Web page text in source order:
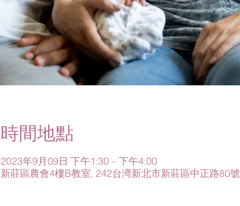
時間地點
2023年9月09日 下午1:30 – 下午4:00
新莊區農會4樓B教室, 242台湾新北市新莊區中正路80號